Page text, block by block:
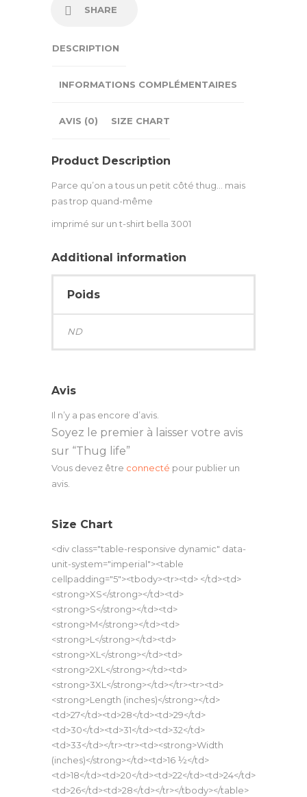
SHARE
DESCRIPTION
INFORMATIONS COMPLÉMENTAIRES
AVIS (0) SIZE CHART
Product Description
Parce qu’on a tous un petit côté thug… mais
pas trop quand-même
imprimé sur un t-shirt bella 3001
Additional information
Poids
ND
Avis
Il n’y a pas encore d’avis.
Soyez le premier à laisser votre avis
sur “Thug life”
Vous devez être connecté pour publier un
avis.
Size Chart
<div class="table-responsive dynamic" data-
unit-system="imperial"><table
cellpadding="5"><tbody><tr><td> </td><td>
<strong>XS</strong></td><td>
<strong>S</strong></td><td>
<strong>M</strong></td><td>
<strong>L</strong></td><td>
<strong>XL</strong></td><td>
<strong>2XL</strong></td><td>
<strong>3XL</strong></td></tr><tr><td>
<strong>Length (inches)</strong></td>
<td>27</td><td>28</td><td>29</td>
<td>30</td><td>31</td><td>32</td>
<td>33</td></tr><tr><td><strong>Width
(inches)</strong></td><td>16 ½</td>
<td>18</td><td>20</td><td>22</td><td>24</td>
<td>26</td><td>28</td></tr></tbody></table>